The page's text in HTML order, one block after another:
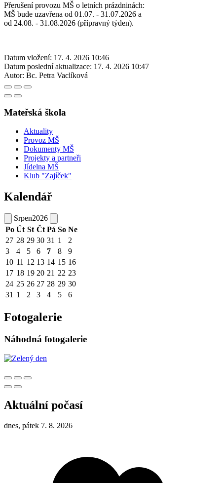
Přerušení provozu MŠ o letních prázdninách:
MŠ bude uzavřena od 01.07. - 31.07.2026 a
od 24.08. - 31.08.2026 (přípravný týden).
Datum vložení: 17. 4. 2026 10:46
Datum poslední aktualizace: 17. 4. 2026 10:47
Autor: Bc. Petra Vaclíková
Mateřská škola
Aktuality
Provoz MŠ
Dokumenty MŠ
Projekty a partneři
Jídelna MŠ
Klub "Zajíček"
Kalendář
Srpen2026
Po Út St Čt Pá So Ne
27 28 29 30 31 1
2
3
4 5 6 7 8
9
10 11 12 13 14 15 16
17 18 19 20 21 22 23
24 25 26 27 28 29 30
31 1 2 3 4 5 6
Fotogalerie
Náhodná fotogalerie
Aktuální počasí
dnes, pátek 7. 8. 2026